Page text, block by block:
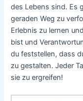
des Lebens sind. Es
geraden Weg zu
Erlebnis zu lernen
bist und
du feststellen, dass
zu gestalten. Jeder
sie zu ergreifen!